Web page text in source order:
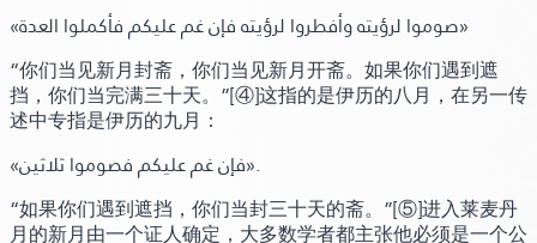
«صوموا لرؤيته وأفطروا لرؤيته فإن غم عليكم فأكملوا العدة»
“你们当见新月封斋，你们当见新月开斋。如果你们遇到遮
挡，你们当完满三十天。”[④]这指的是伊历的八月，在另一传
述中专指是伊历的九月：
«فإن غم عليكم فصوموا ثلاثين».
“如果你们遇到遮挡，你们当封三十天的斋。”[⑤]进入莱麦丹
月的新月由一个证人确定，大多数学者都主张他必须是一个公